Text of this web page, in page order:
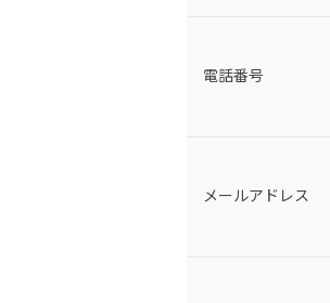
電話番号
メールアドレス